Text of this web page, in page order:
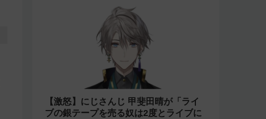
【激怒】にじさんじ 甲斐田晴が「ライ
ブの銀テープを売る奴は2度とライブに